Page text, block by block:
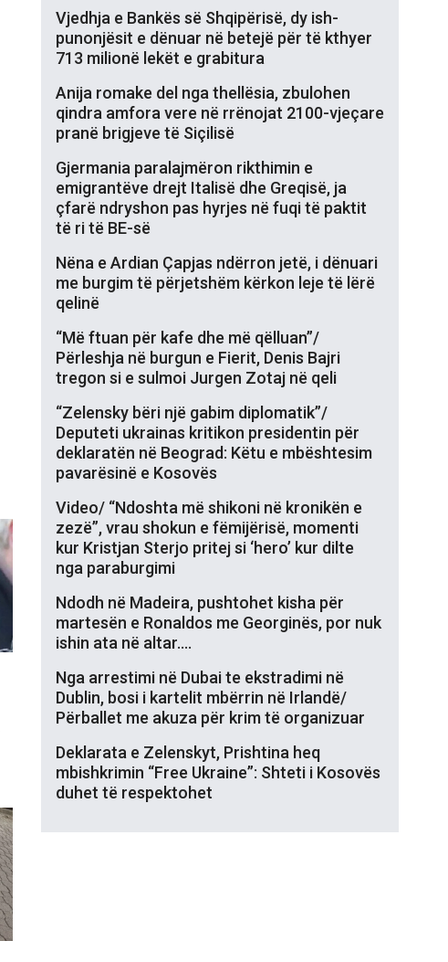
Vjedhja e Bankës së Shqipërisë, dy ish-
punonjësit e dënuar në betejë për të kthyer
713 milionë lekët e grabitura
Anija romake del nga thellësia, zbulohen
qindra amfora vere në rrënojat 2100-vjeçare
pranë brigjeve të Siçilisë
Gjermania paralajmëron rikthimin e
emigrantëve drejt Italisë dhe Greqisë, ja
çfarë ndryshon pas hyrjes në fuqi të paktit
të ri të BE-së
Nëna e Ardian Çapjas ndërron jetë, i dënuari
me burgim të përjetshëm kërkon leje të lërë
qelinë
“Më ftuan për kafe dhe më qëlluan”/
Përleshja në burgun e Fierit, Denis Bajri
tregon si e sulmoi Jurgen Zotaj në qeli
“Zelensky bëri një gabim diplomatik”/
Deputeti ukrainas kritikon presidentin për
deklaratën në Beograd: Këtu e mbështesim
pavarësinë e Kosovës
Video/ “Ndoshta më shikoni në kronikën e
zezë”, vrau shokun e fëmijërisë, momenti
kur Kristjan Sterjo pritej si ‘hero’ kur dilte
nga paraburgimi
Ndodh në Madeira, pushtohet kisha për
martesën e Ronaldos me Georginës, por nuk
ishin ata në altar….
Nga arrestimi në Dubai te ekstradimi në
Dublin, bosi i kartelit mbërrin në Irlandë/
Përballet me akuza për krim të organizuar
Deklarata e Zelenskyt, Prishtina heq
mbishkrimin “Free Ukraine”: Shteti i Kosovës
duhet të respektohet